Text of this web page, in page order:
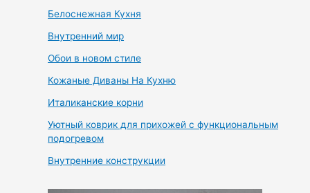
Белоснежная Кухня
Внутренний мир
Обои в новом стиле
Кожаные Диваны На Кухню
Италиканские корни
Уютный коврик для прихожей с функциональным
подогревом
Внутренние конструкции